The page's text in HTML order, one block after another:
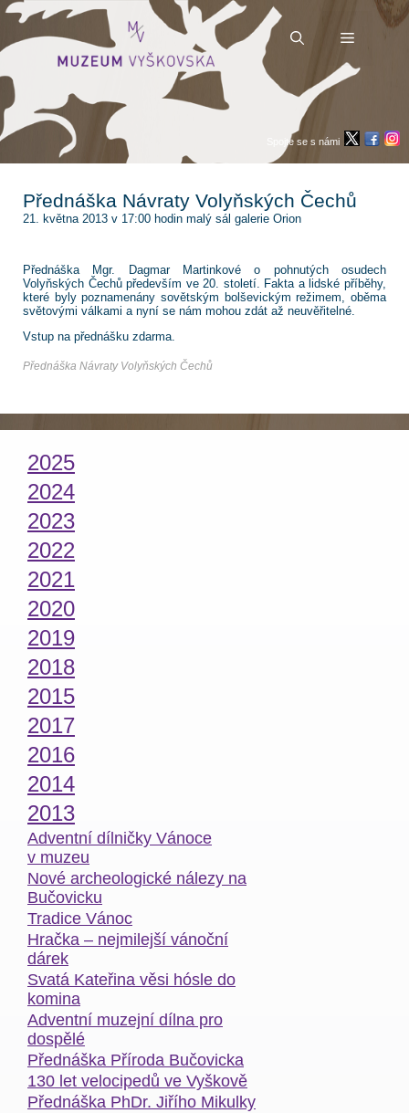
Přeskočit
Menu
Spojte se s námi
2025
2024
2023
2022
2021
2020
2019
2018
2015
2017
2016
2014
2013
Adventní dílničky Vánoce
v muzeu
Nové archeologické nálezy na
Bučovicku
Tradice Vánoc
Hračka – nejmilejší vánoční
dárek
Svatá Kateřina věsi hósle do
komina
Adventní muzejní dílna pro
dospělé
Přednáška Příroda Bučovicka
130 let velocipedů ve Vyškově
Přednáška PhDr. Jiřího Mikulky
Přednáška Návraty Volyňských Čechů
21. května 2013 v 17:00 hodin malý sál galerie Orion
Přednáška Mgr. Dagmar Martinkové o pohnutých osudech
Volyňských Čechů především ve 20. století. Fakta a lidské příběhy,
které byly poznamenány sovětským bolševickým režimem, oběma
světovými válkami a nyní se nám mohou zdát až neuvěřitelné.
Vstup na přednášku zdarma.
Přednáška Návraty Volyňských Čechů